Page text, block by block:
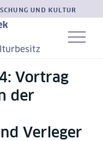
UND KULTUR
Vortrag
der
Verleger